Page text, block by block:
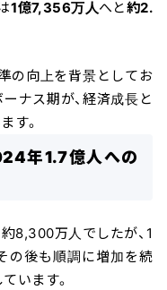
1億7,356万人へと約2.
の向上を背景としてお
ナス期が、経済成長と
す。
年1.7億人への
8,300万人でしたが、1
の後も順調に増加を続
います。